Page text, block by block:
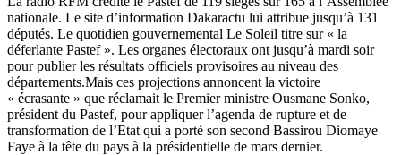
nationale. Le site d’information Dakaractu lui attribue jusqu’à 131
députés. Le quotidien gouvernemental Le Soleil titre sur « la
déferlante Pastef ». Les organes électoraux ont jusqu’à mardi soir
pour publier les résultats officiels provisoires au niveau des
départements.Mais ces projections annoncent la victoire
« écrasante » que réclamait le Premier ministre Ousmane Sonko,
président du Pastef, pour appliquer l’agenda de rupture et de
transformation de l’Etat qui a porté son second Bassirou Diomaye
Faye à la tête du pays à la présidentielle de mars dernier.